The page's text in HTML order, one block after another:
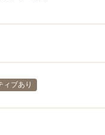
ィブあり